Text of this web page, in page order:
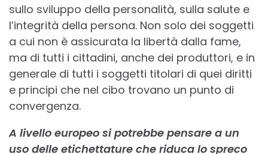
sullo sviluppo della personalità, sulla salute e
l’integrità della persona. Non solo dei soggetti
a cui non è assicurata la libertà dalla fame,
ma di tutti i cittadini, anche dei produttori, e in
generale di tutti i soggetti titolari di quei diritti
e principi che nel cibo trovano un punto di
convergenza.
A livello europeo si potrebbe pensare a un
uso delle etichettature che riduca lo spreco